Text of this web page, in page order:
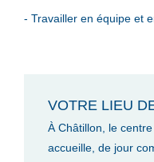
- Travailler en équipe et
VOTRE LIEU
À Châtillon, le
accueille, de jour